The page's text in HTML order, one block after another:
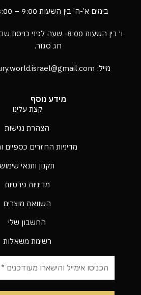
בימים א’-ה’ בין השעות 9:00 – 18:00 ,
ו’ בין השעות 8:00- שעה לפני
חג סגור.
מייל: Luxury.world.israel@gmail.com
מידע נוסף
קצת עלינו
הצהרת נגישות
מדיניות החזרים כספיים
תקנון ותנאי שימוש
מדיניות פרטיות
השוואת מוצרים
החשבון שלי
רשימת משאלות